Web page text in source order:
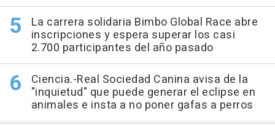
La carrera solidaria Bimbo Global Race abre
inscripciones y espera superar los casi
2.700 participantes del año pasado
Ciencia.-Real Sociedad Canina avisa de la
"inquietud" que puede generar el eclipse en
animales e insta a no poner gafas a perros